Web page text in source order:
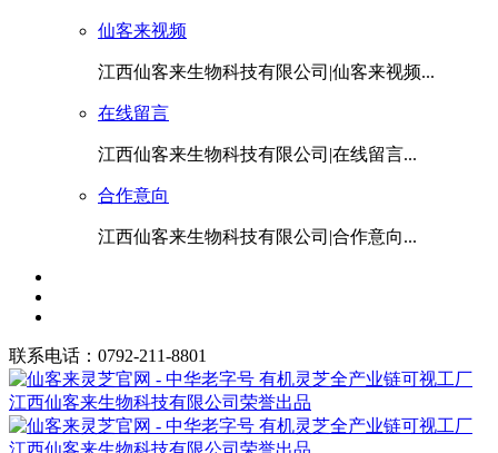
仙客来视频
江西仙客来生物科技有限公司|仙客来视频...
在线留言
江西仙客来生物科技有限公司|在线留言...
合作意向
江西仙客来生物科技有限公司|合作意向...
联系电话：0792-211-8801